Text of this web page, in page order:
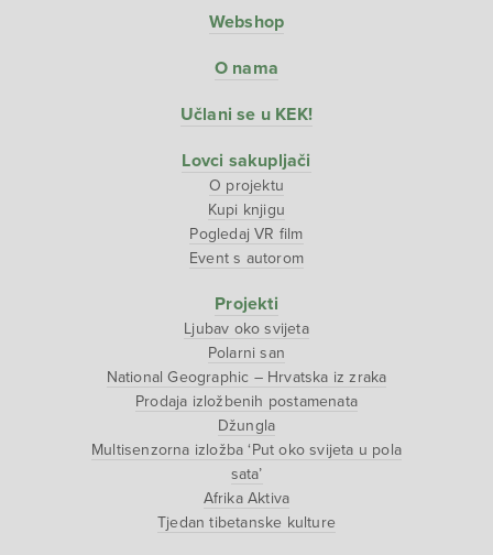
Webshop
O nama
Učlani se u KEK!
Lovci sakupljači
O projektu
Kupi knjigu
Pogledaj VR film
Event s autorom
Projekti
Ljubav oko svijeta
Polarni san
National Geographic – Hrvatska iz zraka
Prodaja izložbenih postamenata
Džungla
Multisenzorna izložba ‘Put oko svijeta u pola
sata’
Afrika Aktiva
Tjedan tibetanske kulture